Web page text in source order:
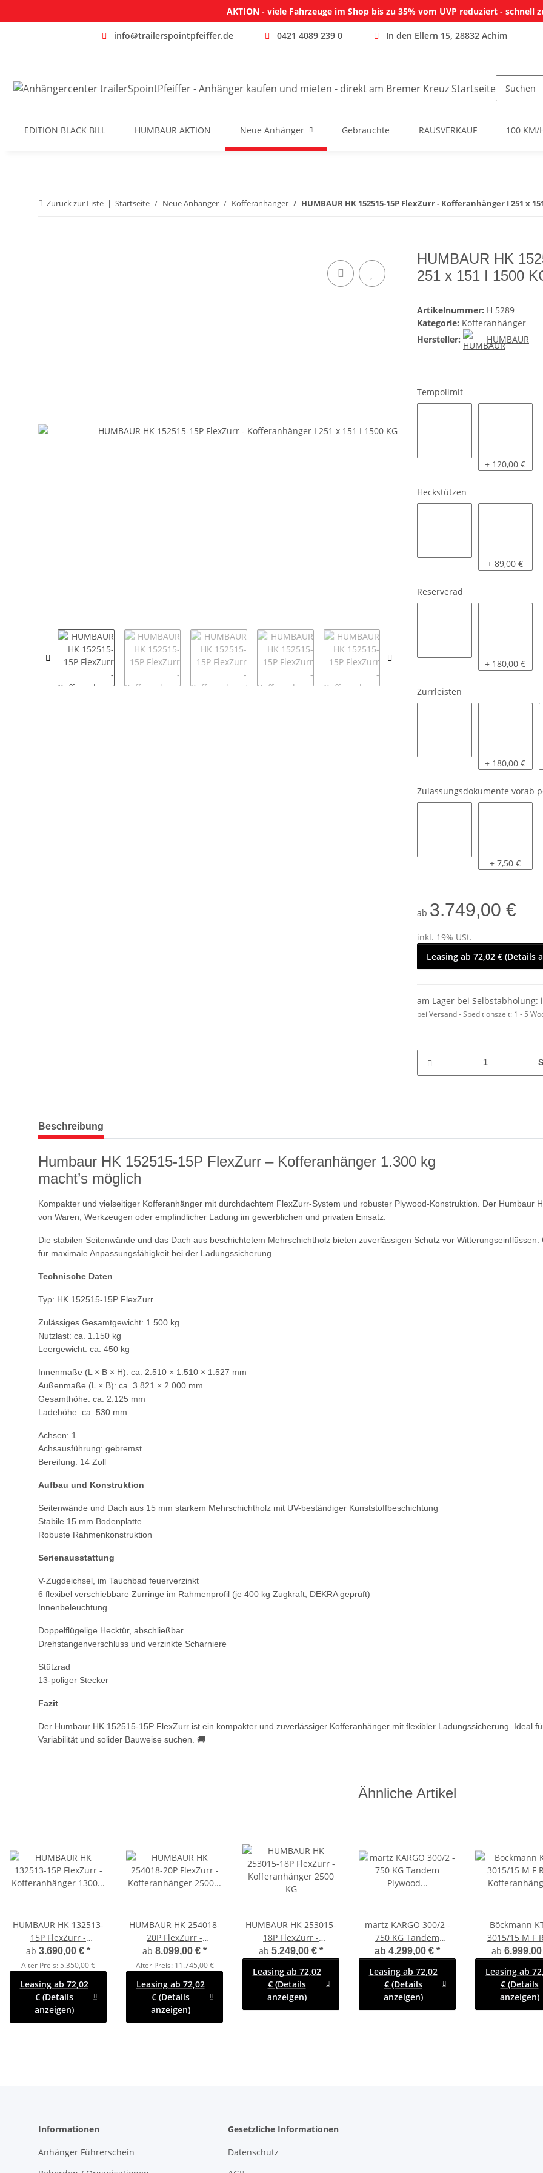
AKTION - viele Fahrzeuge im Shop bis zu 35% vom UVP reduziert - schnell
info@trailerspointpfeiffer.de 0421 4089 239 0 In den Ellern 15, 28832 Achim
EDITION BLACK BILL HUMBAUR AKTION Neue Anhänger Gebrauchte RAUSVERKAUF 100 KM/
Zurück zur Liste Startseite Neue Anhänger Kofferanhänger HUMBAUR HK 152515-15P FlexZurr - Kofferanhänger I 251 x
HUMBAUR HK
251 x 151 I 1500
Artikelnummer: H 5289
Kategorie: Kofferanhänger
Hersteller:
HUMBAUR
Tempolimit
100 KM/H
+ 120,00 €
Heckstützen
2
+ 89,00 €
Reserverad
mit Halter
+ 180,00 €
Zurrleisten
links und
+ 180,00 €
Zulassungsdokumente vorab
ja
+ 7,50 €
ab 3.749,00 €
inkl. 19% USt.
Leasing ab 72,02 € (Details
am Lager bei Selbstabholung:
bei Versand - Speditionszeit: 1 - 5
weitere Registerkarten anzeigen
Beschreibung
Humbaur HK 152515-15P FlexZurr – Kofferanhänger 1.300 kg
macht’s möglich
Kompakter und vielseitiger Kofferanhänger mit durchdachtem FlexZurr-System und robuster Plywood-Konstruktion. Der Humbaur
von Waren, Werkzeugen oder empfindlicher Ladung im gewerblichen und privaten Einsatz.
Die stabilen Seitenwände und das Dach aus beschichtetem Mehrschichtholz bieten zuverlässigen Schutz vor
für maximale Anpassungsfähigkeit bei der Ladungssicherung.
Technische Daten
Typ: HK 152515-15P FlexZurr
Zulässiges Gesamtgewicht: 1.500 kg
Nutzlast: ca. 1.150 kg
Leergewicht: ca. 450 kg
Innenmaße (L × B × H): ca. 2.510 × 1.510 × 1.527 mm
Außenmaße (L × B): ca. 3.821 × 2.000 mm
Gesamthöhe: ca. 2.125 mm
Ladehöhe: ca. 530 mm
Achsen: 1
Achsausführung: gebremst
Bereifung: 14 Zoll
Aufbau und Konstruktion
Seitenwände und Dach aus 15 mm starkem Mehrschichtholz mit UV-beständiger Kunststoffbeschichtung
Stabile 15 mm Bodenplatte
Robuste Rahmenkonstruktion
Serienausstattung
V-Zugdeichsel, im Tauchbad feuerverzinkt
6 flexibel verschiebbare Zurringe im Rahmenprofil (je 400 kg Zugkraft, DEKRA geprüft)
Innenbeleuchtung
Doppelflügelige Hecktür, abschließbar
Drehstangenverschluss und verzinkte Scharniere
Stützrad
13-poliger Stecker
Fazit
Der Humbaur HK 152515-15P FlexZurr ist ein kompakter und zuverlässiger Kofferanhänger mit flexibler Ladungssicherung. Ideal
Variabilität und solider Bauweise suchen. 🚚
Ähnliche Artikel
HUMBAUR HK 132513-
15P FlexZurr -
Kofferanhänger 1300
KG mit Überfahrwand -
100 KM/H
ab 3.690,00 € *
Alter Preis:5.350,00 €
Leasing ab 72,02
€ (Details
anzeigen)
HUMBAUR HK 254018-
20P FlexZurr -
Kofferanhänger 2500
KG mit Überfahrwand
ab 8.099,00 € *
Alter Preis:11.745,00 €
Leasing ab 72,02
€ (Details
anzeigen)
HUMBAUR HK 253015-
18P FlexZurr -
Kofferanhänger 2500
KG
ab 5.249,00 € *
Leasing ab 72,02
€ (Details
anzeigen)
martz KARGO 300/2 -
750 KG Tandem
Plywood
Kofferanhänger -
ungebremst mit
Zurrleisten -
Heckstützen - 100 KM/H
ab 4.299,00 € *
Leasing ab 72,02
€ (Details
anzeigen)
Böckmann
3015/15 M F
Vollaluminium
Tür- /
ab
Leasing ab
€ (Details
anzeigen)
Informationen
Anhänger Führerschein
Gesetzliche Informationen
Datenschutz